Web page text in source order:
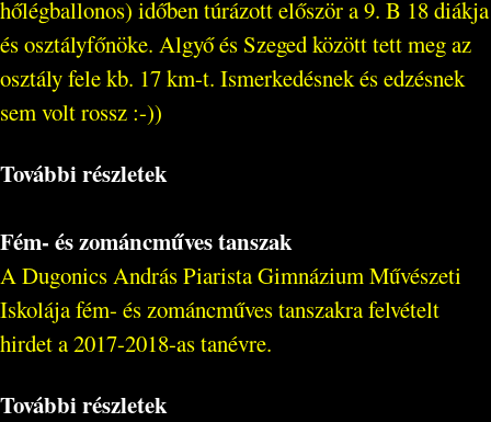
hőlégballonos) időben túrázott először a 9. B 18 diákja
és osztályfőnöke. Algyő és Szeged között tett meg az
osztály fele kb. 17 km-t. Ismerkedésnek és edzésnek
sem volt rossz :-))
További részletek
Fém- és zománcműves tanszak
A Dugonics András Piarista Gimnázium Művészeti
Iskolája fém- és zománcműves tanszakra felvételt
hirdet a 2017-2018-as tanévre.
További részletek